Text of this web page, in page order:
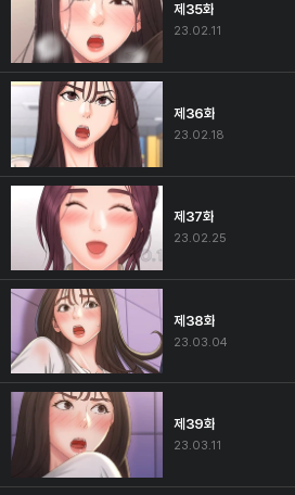
제35화
23.02.11
제36화
23.02.18
제37화
23.02.25
제38화
23.03.04
제39화
23.03.11